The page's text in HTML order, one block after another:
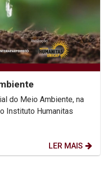
do Meio Ambiente, na
Instituto Humanitas
LER MAIS